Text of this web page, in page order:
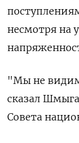
несмотря на
"Мы не
сказал
Совета